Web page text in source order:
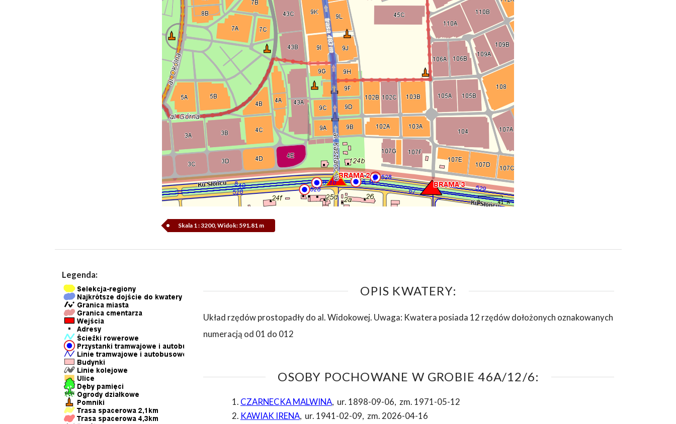
Skala 1 : 3200, Widok: 591.81 m
Legenda:
OPIS KWATERY:
Układ rzędów prostopadły do al. Widokowej. Uwaga: Kwatera posiada 12 rzędów dołożonych oznakowanych
numeracją od 01 do 012
OSOBY POCHOWANE W GROBIE 46A/12/6:
CZARNECKA MALWINA, ur. 1898-09-06, zm. 1971-05-12
KAWIAK IRENA, ur. 1941-02-09, zm. 2026-04-16